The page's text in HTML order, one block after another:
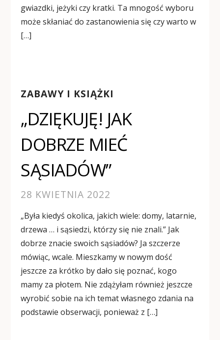
gwiazdki, jeżyki czy kratki. Ta mnogość wyboru
może skłaniać do zastanowienia się czy warto w
[…]
ZABAWY I KSIĄŻKI
„DZIĘKUJĘ! JAK
DOBRZE MIEĆ
SĄSIADÓW”
28 KWIETNIA 2022
„Była kiedyś okolica, jakich wiele: domy, latarnie,
drzewa … i sąsiedzi, którzy się nie znali.” Jak
dobrze znacie swoich sąsiadów? Ja szczerze
mówiąc, wcale. Mieszkamy w nowym dość
jeszcze za krótko by dało się poznać, kogo
mamy za płotem. Nie zdążyłam również jeszcze
wyrobić sobie na ich temat własnego zdania na
podstawie obserwacji, ponieważ z […]